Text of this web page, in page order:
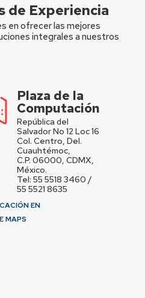
de Experiencia
en ofrecer las mejores
integrales a nuestros
Plaza de la
Computación
República del
Salvador No 12 Loc 16
Col. Centro, Del.
Cuauhtémoc,
C.P. 06000, CDMX,
México.
Tel: 55 5518 3460 /
55 5521 8635
EN
MAPS